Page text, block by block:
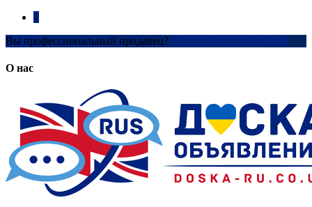
Вы профессиональный продавец?
О нас